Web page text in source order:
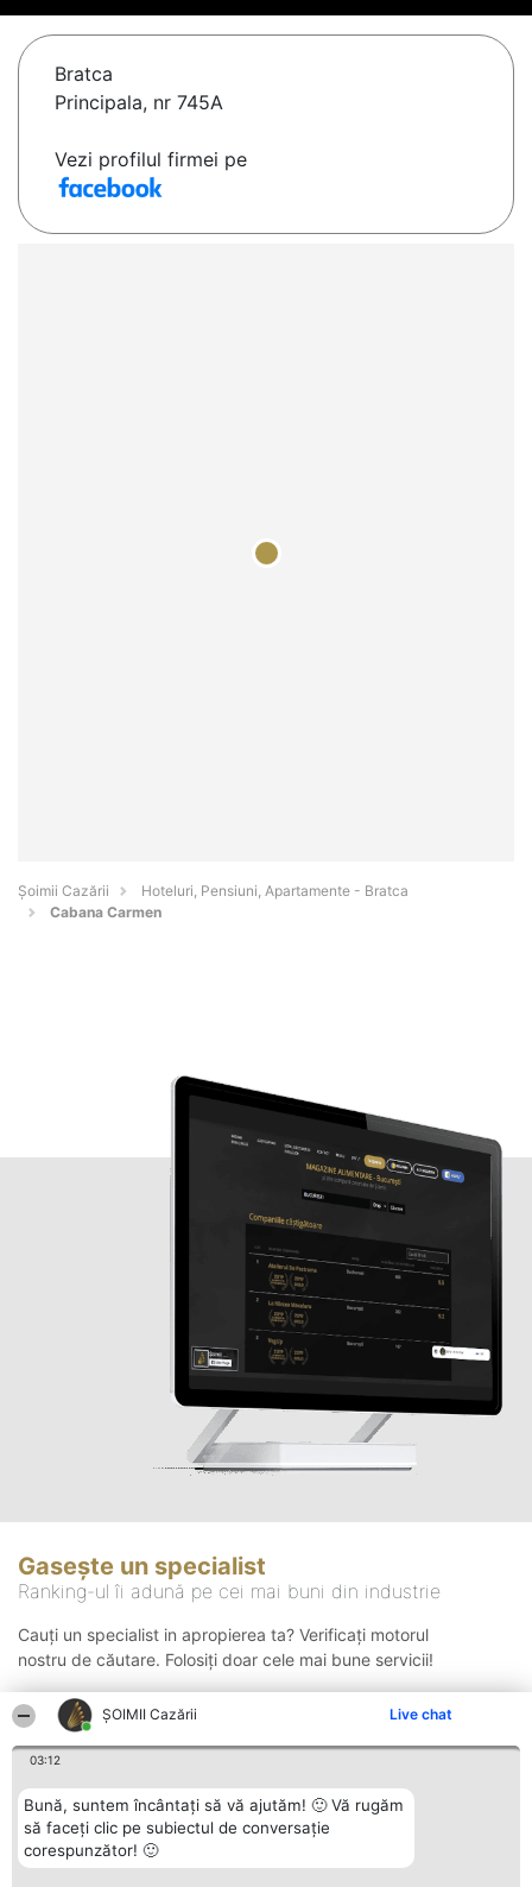
ȘOIMII Cazării Live chat
03:12
Bună, suntem încântați să vă ajutăm! 🙂 Vă rugăm
să faceți clic pe subiectul de conversație
corespunzător! 🙂
Bratca
Principala, nr 745A
Vezi profilul firmei pe
Șoimii Cazării
Hoteluri, Pensiuni, Apartamente - Bratca
Cabana Carmen
Gasește un specialist
Ranking-ul îi adună pe cei mai buni din industrie
Cauți un specialist in apropierea ta? Verificați motorul
nostru de căutare. Folosiți doar cele mai bune servicii!